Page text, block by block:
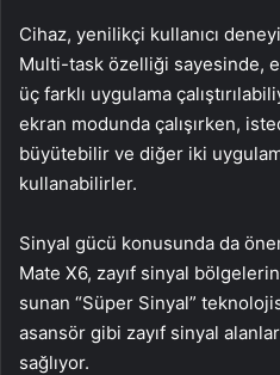
Cihaz, yenilikçi kullanıcı
Multi-task özelliği sayesinde,
üç farklı uygulama
ekran modunda çalışırken,
büyütebilir ve diğer iki
kullanabilirler.
Sinyal gücü konusunda da
Mate X6, zayıf sinyal
sunan “Süper Sinyal”
asansör gibi zayıf sinyal
sağlıyor.